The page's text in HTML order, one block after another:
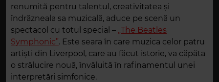
renumită pentru talentul, creativitatea și
îndrăzneala sa muzicală, aduce pe scenă un
spectacol cu totul special – „The Beatles
Symphonic”. Este seara în care muzica celor patru
artiști din Liverpool, care au făcut istorie, va căpăta
o strălucire nouă, învăluită în rafinamentul unei
interpretări simfonice.